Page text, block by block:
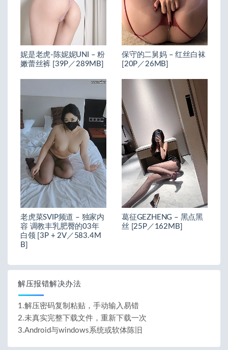
妮是老虎-陈妮妮UNI – 粉
嫩蕾丝裤 [39P／289MB]
保守的二舅妈 – 红丝白袜
[20P／26MB]
老虎菜SVIP频道 – 独家内
容 调教丰乳肥臀的03年
白领 [3P + 2V／583.4M
B]
葛征GEZHENG – 黑点黑
丝 [25P／162MB]
解压报错解决办法
1.解压密码复制粘贴，手动输入易错
2.未真实完整下载文件，重新下载一次
3.Android与windows系统或软体陈旧